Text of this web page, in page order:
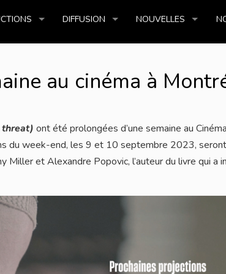
DIFFUSION NOUVELLES
au cinéma à
threat) ont été prolongées d’une semaine au
du week-end, les 9 et 10 septembre 2023,
Miller et Alexandre Popovic, l’auteur du livre qui a